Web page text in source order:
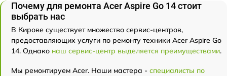
Почему для ремонта Acer Aspire Go 14 стоит
выбрать нас
В Кирове существует множество сервис-центров,
предоставляющих услуги по ремонту техники Acer Aspire Go
14. Однако наш сервис-центр выделяется преимуществами.
Мы ремонтируем Acer. Наши мастера - специалисты по